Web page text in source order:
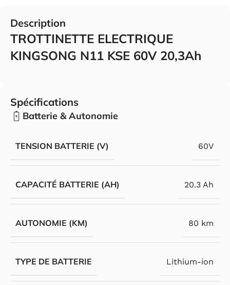
Description
TROTTINETTE ELECTRIQUE
KINGSONG N11 KSE 60V 20,3Ah
Spécifications
Batterie & Autonomie
TENSION BATTERIE (V) 60V
CAPACITÉ BATTERIE (AH) 20.3 Ah
AUTONOMIE (KM) 80 km
TYPE DE BATTERIE Lithium-ion